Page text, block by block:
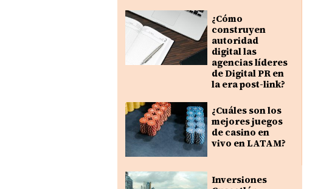
¿Cómo
construyen
autoridad
digital las
agencias líderes
de Digital PR en
la era post-link?
¿Cuáles son los
mejores juegos
de casino en
vivo en LATAM?
Inversiones